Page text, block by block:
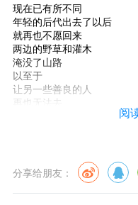
现在已有所不同
年轻的后代出去了以后
就再也不愿回来
两边的野草和灌木
淹没了山路
以至于
让另一些善良的人
再也无法去
席艾蒿当值，那是天将降
方，微微一笑，绝对不慌
节走上了再出发
阅
分享给朋友：